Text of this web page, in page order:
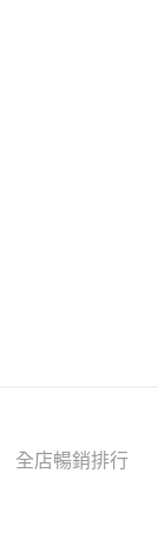
全店暢銷排行